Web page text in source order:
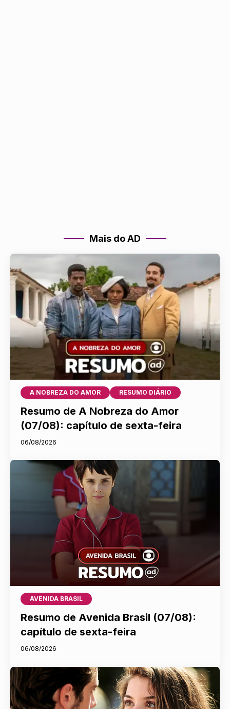
Mais do AD
A NOBREZA DO AMOR RESUMO DIÁRIO
Resumo de A Nobreza do Amor
(07/08): capítulo de sexta-feira
06/08/2026
AVENIDA BRASIL
Resumo de Avenida Brasil (07/08):
capítulo de sexta-feira
06/08/2026